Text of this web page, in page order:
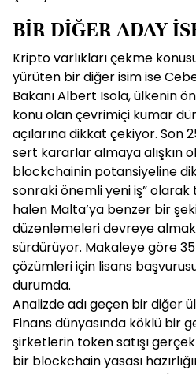
BİR DİĞER ADAY
Kripto varlıkları çekme
yürüten bir diğer isim ise
Bakanı Albert Isola, ülkenin
konu olan çevrimiçi kumar
açılarına dikkat çekiyor. Son
sert kararlar almaya alışkın
blockchainin potansiyeline
sonraki önemli yeni iş” olarak
halen Malta’ya benzer bir
düzenlemeleri devreye almak
sürdürüyor. Makaleye göre
çözümleri için lisans
durumda.
Analizde adı geçen bir diğer
Finans dünyasında köklü bir
şirketlerin token satışı
bir blockchain yasası